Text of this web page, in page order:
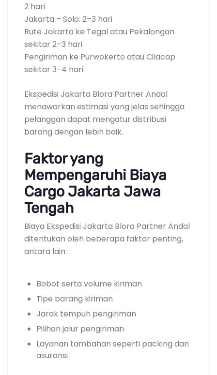
2 hari
Jakarta – Solo: 2–3 hari
Rute Jakarta ke Tegal atau Pekalongan
sekitar 2–3 hari
Pengiriman ke Purwokerto atau Cilacap
sekitar 3–4 hari
Ekspedisi Jakarta Blora Partner Andal
menawarkan estimasi yang jelas sehingga
pelanggan dapat mengatur distribusi
barang dengan lebih baik.
Faktor yang
Mempengaruhi Biaya
Cargo Jakarta Jawa
Tengah
Biaya Ekspedisi Jakarta Blora Partner Andal
ditentukan oleh beberapa faktor penting,
antara lain:
Bobot serta volume kiriman
Tipe barang kiriman
Jarak tempuh pengiriman
Pilihan jalur pengiriman
Layanan tambahan seperti packing dan
asuransi